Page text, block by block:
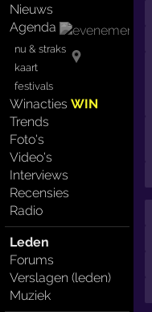
Nieuws
Agenda
nu & straks
kaart
festivals
WinactiesWIN
Trends
Foto's
Video's
Interviews
Recensies
Radio
Leden
Forums
Verslagen (leden)
Muziek